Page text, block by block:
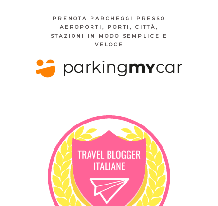
PRENOTA PARCHEGGI PRESSO
AEROPORTI, PORTI, CITTÀ,
STAZIONI IN MODO SEMPLICE E
VELOCE